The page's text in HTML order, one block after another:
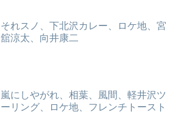
それスノ、下北沢カレー、ロケ地、宮
舘涼太、向井康二
嵐にしやがれ、相葉、風間、軽井沢ツ
ーリング、ロケ地、フレンチトースト